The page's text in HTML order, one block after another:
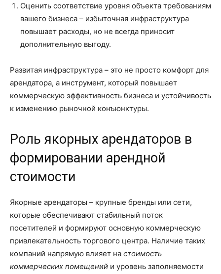
Оценить соответствие уровня объекта требованиям
вашего бизнеса – избыточная инфраструктура
повышает расходы, но не всегда приносит
дополнительную выгоду.
Развитая инфраструктура – это не просто комфорт для
арендатора, а инструмент, который повышает
коммерческую эффективность бизнеса и устойчивость
к изменению рыночной конъюнктуры.
Роль якорных арендаторов в
формировании арендной
стоимости
Якорные арендаторы – крупные бренды или сети,
которые обеспечивают стабильный поток
посетителей и формируют основную коммерческую
привлекательность торгового центра. Наличие таких
компаний напрямую влияет на стоимость
коммерческих помещений и уровень заполняемости